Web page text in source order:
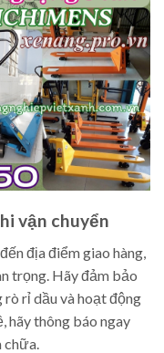
vận chuyển
địa điểm giao hàng,
trọng. Hãy đảm bảo
rỉ dầu và hoạt động
hãy thông báo ngay
chữa.